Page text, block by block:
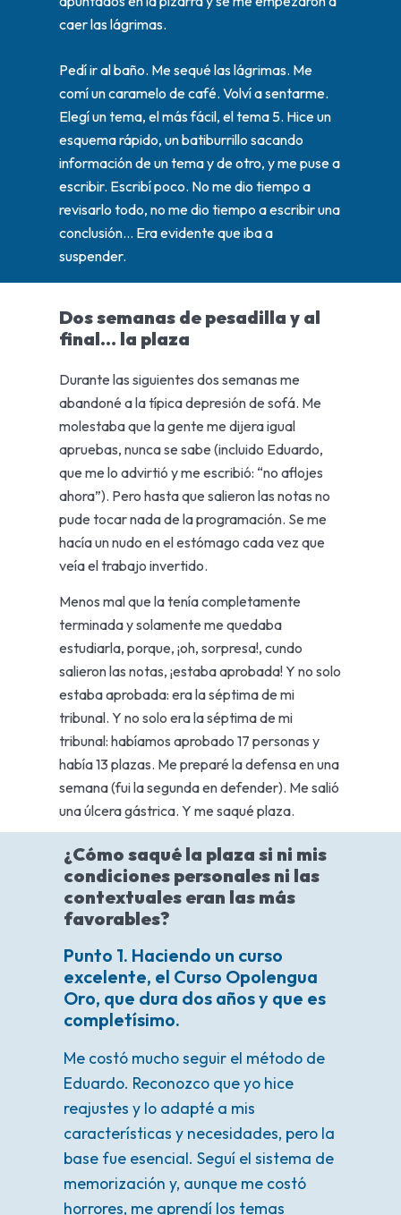
caer las lágrimas.
Pedí ir al baño. Me sequé las lágrimas. Me
comí un caramelo de café. Volví a sentarme.
Elegí un tema, el más fácil, el tema 5. Hice un
esquema rápido, un batiburrillo sacando
información de un tema y de otro, y me puse a
escribir. Escribí poco. No me dio tiempo a
revisarlo todo, no me dio tiempo a escribir una
conclusión… Era evidente que iba a
suspender.
Dos semanas de pesadilla y al
final… la plaza
Durante las siguientes dos semanas me
abandoné a la típica depresión de sofá. Me
molestaba que la gente me dijera igual
apruebas, nunca se sabe (incluido Eduardo,
que me lo advirtió y me escribió: “no aflojes
ahora”). Pero hasta que salieron las notas no
pude tocar nada de la programación. Se me
hacía un nudo en el estómago cada vez que
veía el trabajo invertido.
Menos mal que la tenía completamente
terminada y solamente me quedaba
estudiarla, porque, ¡oh, sorpresa!, cundo
salieron las notas, ¡estaba aprobada! Y no solo
estaba aprobada: era la séptima de mi
tribunal. Y no solo era la séptima de mi
tribunal: habíamos aprobado 17 personas y
había 13 plazas. Me preparé la defensa en una
semana (fui la segunda en defender). Me salió
una úlcera gástrica. Y me saqué plaza.
¿Cómo saqué la plaza si ni mis
condiciones personales ni las
contextuales eran las más
favorables?
Punto 1. Haciendo un curso
excelente, el Curso Opolengua
Oro, que dura dos años y que es
completísimo.
Me costó mucho seguir el método de
Eduardo. Reconozco que yo hice
reajustes y lo adapté a mis
características y necesidades, pero la
base fue esencial. Seguí el sistema de
memorización y, aunque me costó
horrores, me aprendí los temas